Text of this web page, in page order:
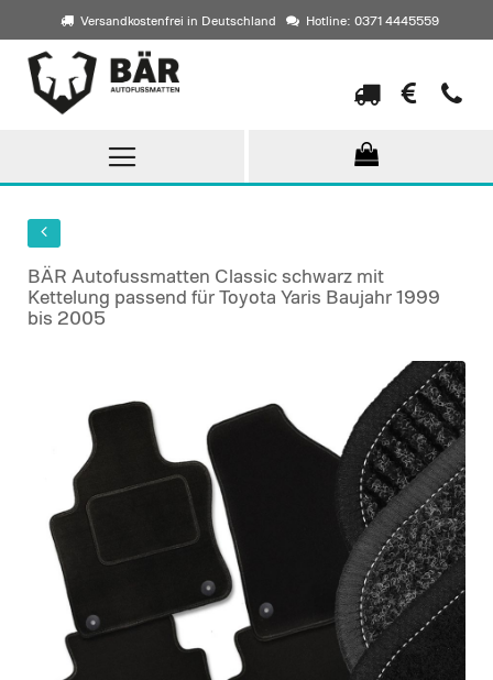
Versandkostenfrei in Deutschland Hotline: 0371 4445559
Direkt
zum
Inhalt
BÄR Autofussmatten Classic schwarz mit
Kettelung passend für Toyota Yaris Baujahr 1999
bis 2005
images
gallery